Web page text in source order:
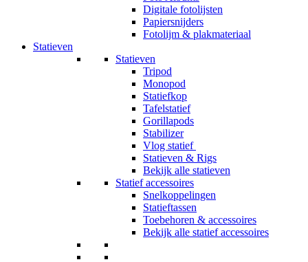
Digitale fotolijsten
Papiersnijders
Fotolijm & plakmateriaal
Statieven
Statieven
Tripod
Monopod
Statiefkop
Tafelstatief
Gorillapods
Stabilizer
Vlog statief
Statieven & Rigs
Bekijk alle statieven
Statief accessoires
Snelkoppelingen
Statieftassen
Toebehoren & accessoires
Bekijk alle statief accessoires